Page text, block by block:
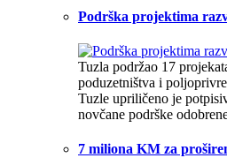
Podrška projektima
Tuzla podržao 17
poduzetništva i
Tuzle upriličeno je
novčane podrške
7 miliona KM za